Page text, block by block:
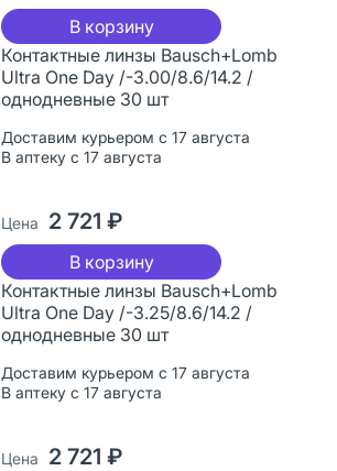
В корзину
Контактные линзы Bausch+Lomb
Ultra One Day /-3.00/8.6/14.2 /
однодневные 30 шт
Доставим курьером с 17 августа
В аптеку с 17 августа
Цена 2 721 ₽
В корзину
Контактные линзы Bausch+Lomb
Ultra One Day /-3.25/8.6/14.2 /
однодневные 30 шт
Доставим курьером с 17 августа
В аптеку с 17 августа
Цена 2 721 ₽